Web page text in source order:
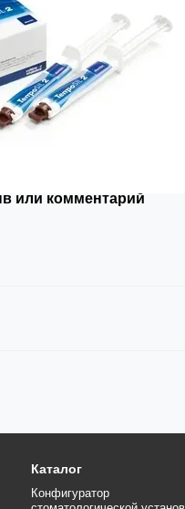
или комментарий
Каталог
Конфигуратор